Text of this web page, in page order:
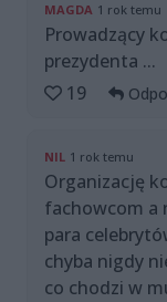
MAGDA 1 rok temu
Prowadzący
prezydenta ...
19
NIL 1 rok temu
Organizację
fachowcom a
para
chyba nigdy
co chodzi w